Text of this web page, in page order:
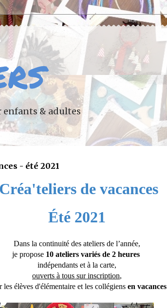
& adultes
- été 2021
Créa'teliers de vacances
Été 2021
Dans la continuité des ateliers de l’année,
je propose 10 ateliers variés de 2 heures
indépendants et à la carte,
ouverts à tous sur inscription,
les élèves d'élémentaire et les collégiens en vacances